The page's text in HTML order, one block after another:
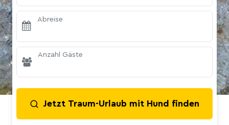
Abreise
Anzahl Gäste
Jetzt Traum-Urlaub mit Hund finden